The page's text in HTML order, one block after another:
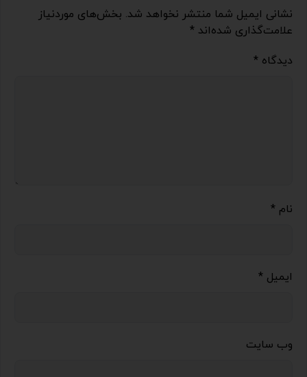
نشانی ایمیل شما منتشر نخواهد شد. بخش‌های موردنیاز
علامت‌گذاری شده‌اند *
دیدگاه *
نام *
ایمیل *
وب‌ سایت